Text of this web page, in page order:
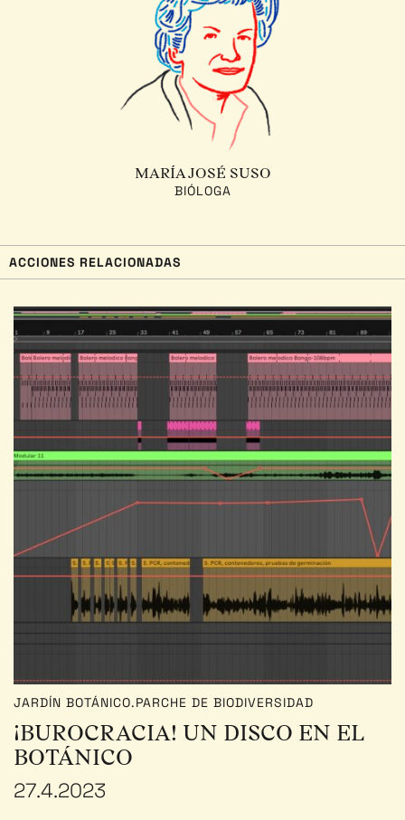
MARÍA JOSÉ SUSO
BIÓLOGA
ACCIONES RELACIONADAS
JARDÍN BOTÁNICO.PARCHE DE BIODIVERSIDAD
¡BUROCRACIA! UN DISCO EN EL
BOTÁNICO
27.4.2023